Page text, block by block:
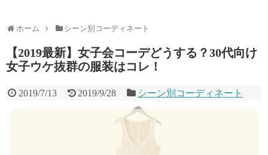
ホーム シーン別コーディネート
【2019最新】女子会コーデどうする？30代向け
女子ウケ抜群の服装はコレ！
2019/7/13 2019/9/28 シーン別コーディネート